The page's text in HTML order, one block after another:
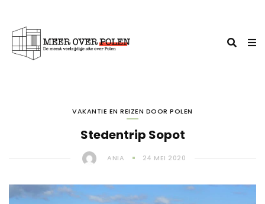
VAKANTIE EN REIZEN DOOR POLEN
Stedentrip Sopot
ANIA 24 MEI 2020